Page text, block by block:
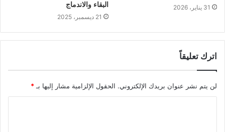
31 يناير، 2026
البقاء والاندماج
21 ديسمبر، 2025
اترك تعليقاً
لن يتم نشر عنوان بريدك الإلكتروني. الحقول الإلزامية مشار إليها بـ *